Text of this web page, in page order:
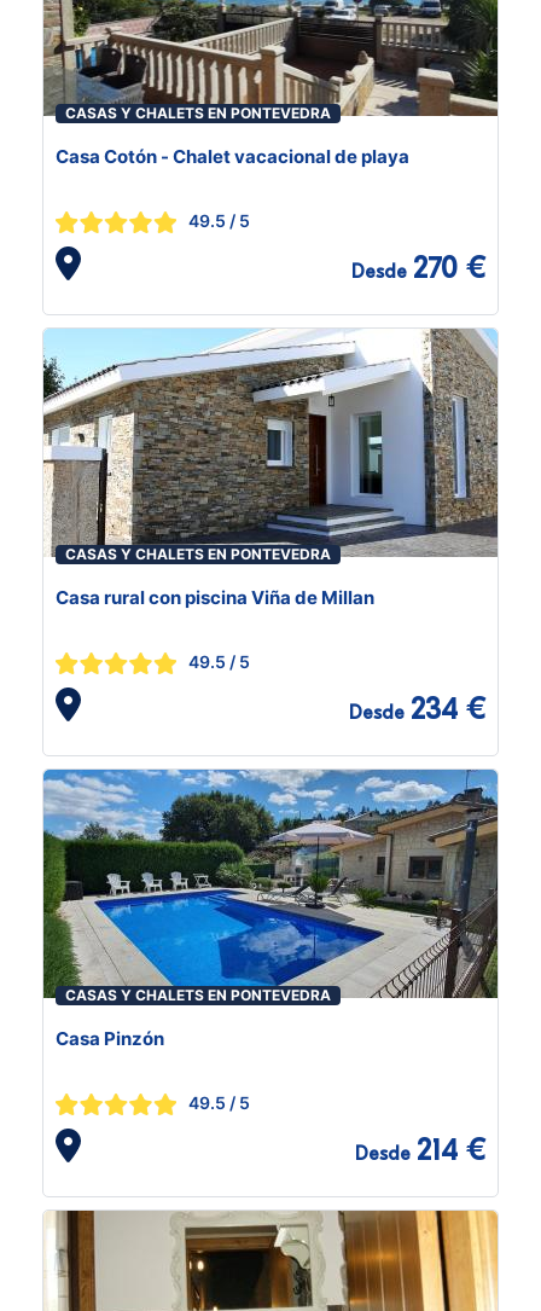
CASAS Y CHALETS EN PONTEVEDRA
Casa Cotón - Chalet vacacional de playa
49.5 / 5
Desde 270 €
CASAS Y CHALETS EN PONTEVEDRA
Casa rural con piscina Viña de Millan
49.5 / 5
Desde 234 €
CASAS Y CHALETS EN PONTEVEDRA
Casa Pinzón
49.5 / 5
Desde 214 €